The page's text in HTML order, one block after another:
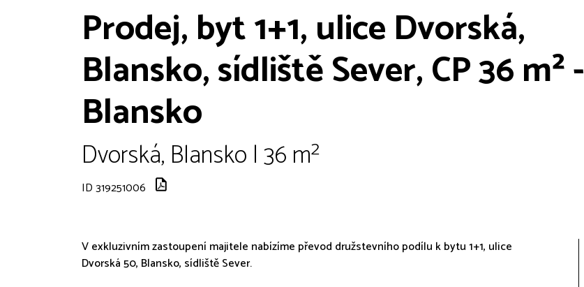
Prodej, byt 1+1, ulice Dvorská,
Blansko, sídliště Sever, CP 36 m² -
Blansko
Dvorská, Blansko | 36 m²
ID 319251006
V exkluzivním zastoupení majitele nabízíme převod družstevního podílu k bytu 1+1, ulice
Dvorská 50, Blansko, sídliště Sever.